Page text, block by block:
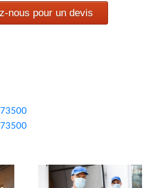
nous pour un devis
73500
73500